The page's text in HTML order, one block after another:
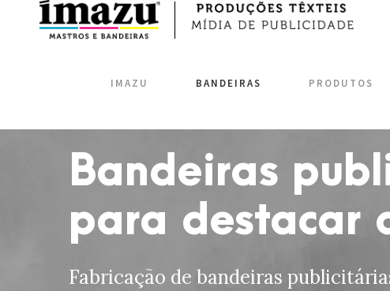
IMAZU BANDEIRAS PRODUTOS
Bandeiras
para destacar
Fabricação de bandeiras